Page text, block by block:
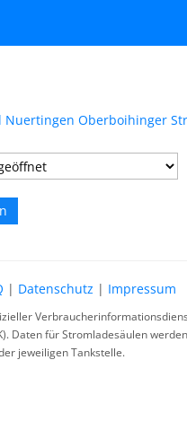
Nuertingen Oberboihinger
| Datenschutz | Impressum
Daten für Stromladesäulen
jeweiligen Tankstelle.